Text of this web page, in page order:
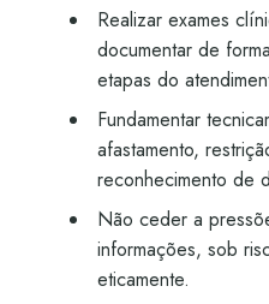
Realizar exames
documentar de
etapas do
Fundamentar
afastamento,
reconhecimento de
Não ceder a
informações, sob
eticamente.